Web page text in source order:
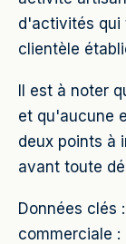
d'activités qui
clientèle
Il est à noter
et qu'aucune
deux points à
avant toute
Données clés
commerciale :